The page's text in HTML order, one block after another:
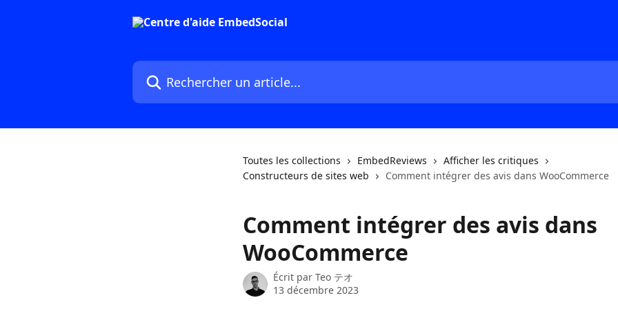
Rechercher un article...
Toutes les collections EmbedReviews
Afficher les critiques
Constructeurs de sites web
Comment intégrer des avis dans WooCommerce
Comment intégrer des avis dans
WooCommerce
Écrit par Teo テオ
13 décembre 2023